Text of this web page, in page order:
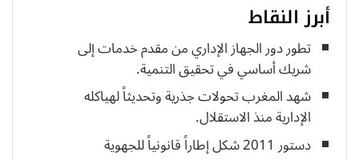
أبرز النقاط
تطور دور الجهاز الإداري من مقدم خدمات إلى
شريك أساسي في تحقيق التنمية.
شهد المغرب تحولات جذرية وتحديثاً لهياكله
الإدارية منذ الاستقلال.
دستور 2011 شكل إطاراً قانونياً للجهوية